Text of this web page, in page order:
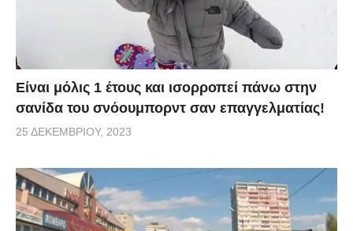
Είναι μόλις 1 έτους και ισορροπεί πάνω στην
σανίδα του σνόουμπορντ σαν επαγγελματίας!
25 ΔΕΚΕΜΒΡΊΟΥ, 2023